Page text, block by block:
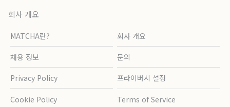
회사 개요
MATCHA란? 회사 개요
채용 정보 문의
Privacy Policy 프라이버시 설정
Cookie Policy Terms of Service